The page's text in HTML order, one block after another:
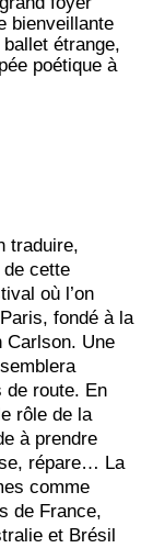
bienveillante
étrange,
poétique à
traduire,
de cette
où l’on
fondé à la
Carlson. Une
de route. En
rôle de la
à prendre
répare… La
comme
de France,
et Brésil